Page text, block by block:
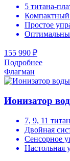
5 титана-
Компактный
Простое
155 990 ₽
Подробнее
Флагман
Ионизатор
7, 9, 11
Двойная
Сенсорное
Настольная